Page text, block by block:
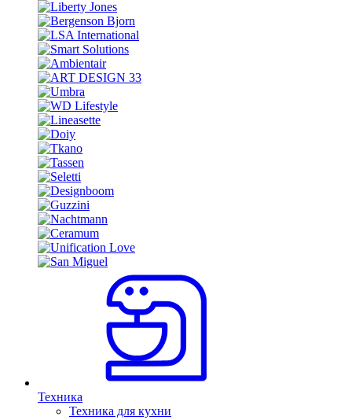
Техника
Техника для кухни